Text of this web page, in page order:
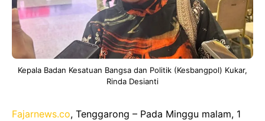
Kepala Badan Kesatuan Bangsa dan Politik (Kesbangpol) Kukar,
Rinda Desianti
Fajarnews.co, Tenggarong – Pada Minggu malam, 1